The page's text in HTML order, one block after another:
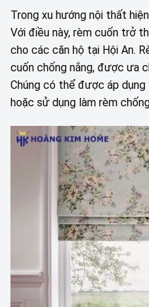
Trong xu hướng nội thất
Với điều này, rèm cuốn trở
cho các căn hộ tại Hội An.
cuốn chống nắng, được ưa
Chúng có thể được áp
hoặc sử dụng làm rèm